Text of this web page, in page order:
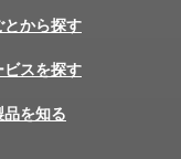
とから探す
ビスを探す
を知る